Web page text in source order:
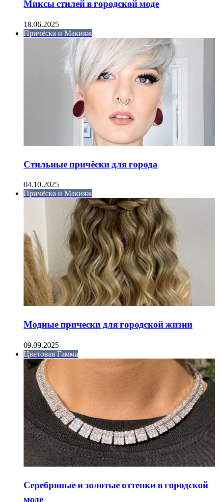
Миксы стилей в городской моде
18.06.2025
Причёска и Макияж
Стильные причёски для города
04.10.2025
Причёска и Макияж
Модные прически для городской жизни
09.09.2025
Цветовая Гамма
Серебряные и золотые оттенки в городской
моде